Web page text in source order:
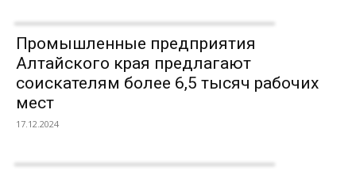
Промышленные предприятия
Алтайского края предлагают
соискателям более 6,5 тысяч рабочих
мест
17.12.2024